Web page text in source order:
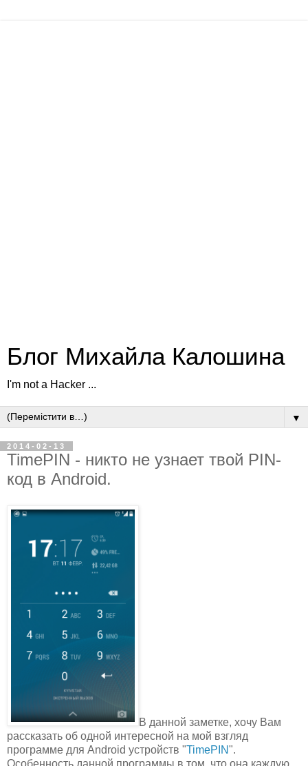
Блог Михайла Калошина
I'm not a Hacker ...
▼
2014-02-13
TimePIN - никто не узнает твой PIN-
код в Android.
В данной заметке, хочу Вам
рассказать об одной интересной на мой взгляд
программе для Android устройств "TimePIN".
Особенность данной программы в том, что она каждую